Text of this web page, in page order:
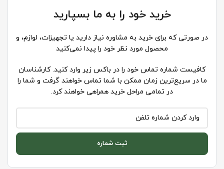
خرید خود را به ما بسپارید
در صورتی که برای خرید به مشاوره نیاز دارید یا تجهیزات، لوازم، و
محصول مورد نظر خود را پیدا نمی‌کنید
کافیست شماره تماس خود را در باکس زیر وارد کنید. کارشناسان
ما در سریع‌ترین زمان ممکن با شما تماس خواهند گرفت و شما را
در تمامی مراحل خرید همراهی خواهند کرد.
ثبت شماره